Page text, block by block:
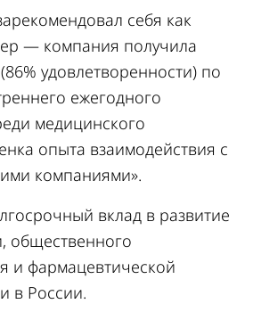
себя как
— компания получила
удовлетворенности) по
ежегодного
медицинского
опыта взаимодействия с
компаниями».
вклад в развитие
общественного
и фармацевтической
в России.